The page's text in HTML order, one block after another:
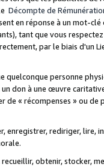
Décompte de
en réponse à un mot-
tant que vous
par le biais d'un
quelconque personne
don à une œuvre
de « récompenses » ou
enregistrer, rediriger,
obtenir, stocker,